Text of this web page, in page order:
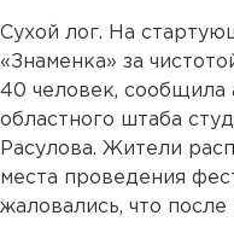
Сухой лог. На
«Знаменка» за
40 человек, сообщила
областного штаба
Расулова. Жители
места проведения
жаловались, что